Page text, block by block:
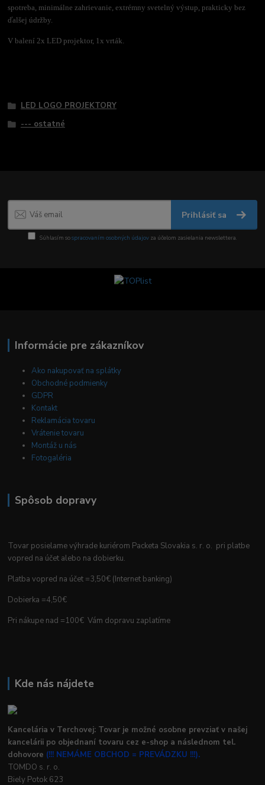
spotreba, minimálne zahrievanie, extrémny svetelný výstup, prakticky bez
ďalšej údržby.
V balení 2x LED projektor, 1x vrták.
LED LOGO PROJEKTORY
--- ostatné
Prihlásiť sa
Súhlasím sospracovaním osobných údajov za účelom zasielania newslettera.
Informácie pre zákazníkov
Ako nakupovať na splátky
Obchodné podmienky
GDPR
Kontakt
Reklamácia tovaru
Vrátenie tovaru
Montáž u nás
Fotogaléria
Spôsob dopravy
Tovar posielame výhrade kuriérom Packeta Slovakia s. r. o. pri platbe
vopred na účet alebo na dobierku.
Platba vopred na účet =3,50€ (Internet banking)
Dobierka =4,50€
Pri nákupe nad =100€ Vám dopravu zaplatíme
Kde nás nájdete
Kancelária v Terchovej: Tovar je možné osobne prevziať v našej
kancelárii po objednaní tovaru cez e-shop a následnom tel.
dohovore (!!! NEMÁME OBCHOD = PREVÁDZKU !!!).
TOMDO s. r. o.
Biely Potok 623